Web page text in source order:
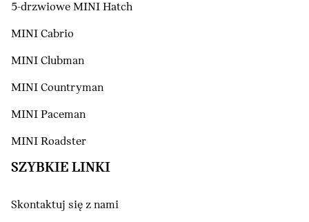
5-drzwiowe MINI Hatch
MINI Cabrio
MINI Clubman
MINI Countryman
MINI Paceman
MINI Roadster
SZYBKIE LINKI
Skontaktuj się z nami